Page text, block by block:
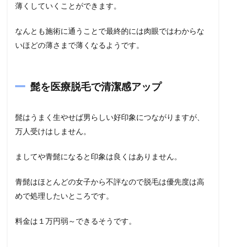
薄くしていくことができます。
なんとも施術に通うことで最終的には肉眼ではわからな
いほどの薄さまで薄くなるようです。
髭を医療脱毛で清潔感アップ
髭はうまく生やせば男らしい好印象につながりますが、
万人受けはしません。
ましてや青髭になると印象は良くはありません。
青髭はほとんどの女子から不評なので脱毛は優先度は高
めで処理したいところです。
料金は１万円弱～できるそうです。